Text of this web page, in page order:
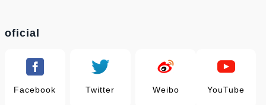
oficial
Facebook Twitter Weibo YouTube